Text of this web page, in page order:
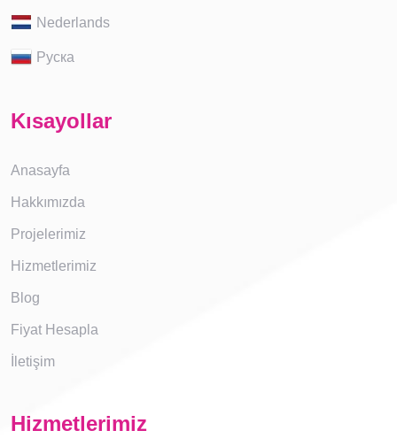
Nederlands
Руска
Kısayollar
Anasayfa
Hakkımızda
Projelerimiz
Hizmetlerimiz
Blog
Fiyat Hesapla
İletişim
Hizmetlerimiz